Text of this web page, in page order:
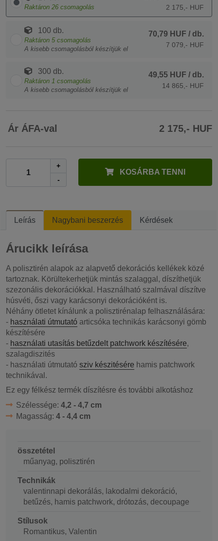
Raktáron 26 csomagolás 2 175,- HUF
100 db.
Raktáron 5 csomagolás
A kisebb csomagolásból készítjük el
70,79 HUF / db.
7 079,- HUF
300 db.
Raktáron 1 csomagolás
A kisebb csomagolásból készítjük el
49,55 HUF / db.
14 865,- HUF
Ár ÁFA-val 2 175,- HUF
+
-
KOSÁRBA TENNI
Leírás Nagybani beszerzés Kérdések
Árucikk leírása
A polisztirén alapok az alapvető dekorációs kellékek közé
tartoznak. Körültekerhetjük mintás szalaggal, díszíthetjük
szezonális dekorációkkal. Használható szalmával díszítve
húsvéti, őszi vagy karácsonyi dekorációként is.
Néhány ötletet kínálunk a polisztirénalap felhasználására:
- használati útmutató articsóka technikás karácsonyi gömb
készítésére
- használati utasítás betűzdelt patchwork készítésére,
szalagdiszités
- használati útmutató sziv készitésére hamis patchwork
technikával.
Ez egy félkész termék díszítésre és további alkotáshoz
Szélessége: 4,2 - 4,7 cm
Magasság: 4 - 4,4 cm
összetétel
műanyag, polisztirén
Technikák
valentinnapi dekorálás, lakodalmi dekoráció,
betűzés, hamis patchwork, drótozás, decoupage
Stílusok
Romantikus, Valentin